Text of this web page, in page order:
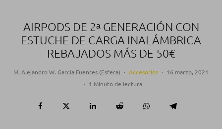
AIRPODS DE 2ᵃ GENERACIÓN CON
ESTUCHE DE CARGA INALÁMBRICA
REBAJADOS MÁS DE 50€
M. Alejandro W. García Fuentes (Esfera) · Accesorios · 16 marzo, 2021
· 1 Minuto de lectura